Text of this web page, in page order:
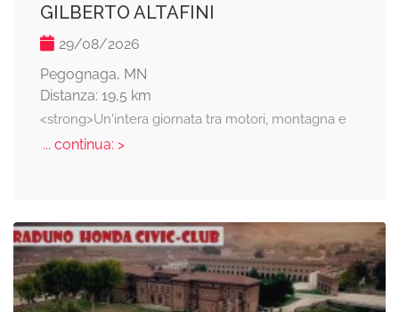
GILBERTO ALTAFINI
29/08/2026
Pegognaga, MN
Distanza: 19,5 km
<strong>Un'intera giornata tra motori, montagna e
... continua: >